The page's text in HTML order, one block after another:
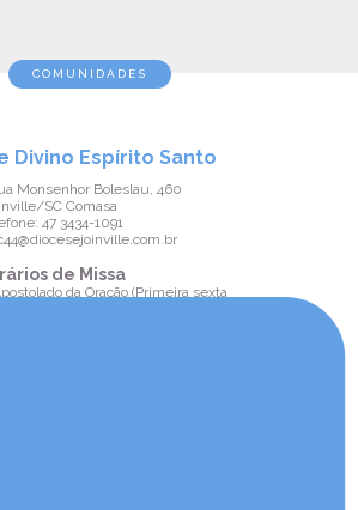
COMUNIDADES
Divino Espírito Santo
Monsenhor Boleslau, 460
SC Comasa
47 3434-1091
de Missa
da Oração (Primeira sexta